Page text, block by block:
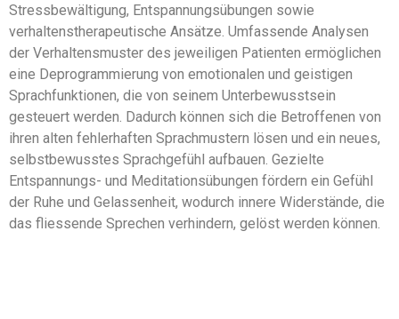
Stressbewältigung, Entspannungsübungen sowie
verhaltenstherapeutische Ansätze. Umfassende Analysen
der Verhaltensmuster des jeweiligen Patienten ermöglichen
eine Deprogrammierung von emotionalen und geistigen
Sprachfunktionen, die von seinem Unterbewusstsein
gesteuert werden. Dadurch können sich die Betroffenen von
ihren alten fehlerhaften Sprachmustern lösen und ein neues,
selbstbewusstes Sprachgefühl aufbauen. Gezielte
Entspannungs- und Meditationsübungen fördern ein Gefühl
der Ruhe und Gelassenheit, wodurch innere Widerstände, die
das fliessende Sprechen verhindern, gelöst werden können.